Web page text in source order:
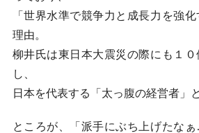
「世界水準で競争力と成長力を強
理由。
柳井氏は東日本大震災の際にも１
し、
日本を代表する「太っ腹の経営者」
ところが、「派手にぶち上げたな